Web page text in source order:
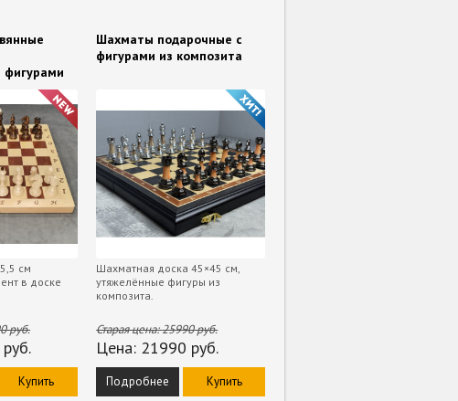
см
в доске
руб.
руб.
Купить
Шахматы подарочные с
фигурами из композита
Шахматная доска 45×45 см,
утяжелённые фигуры из
композита.
Старая цена:25990руб.
Цена: 21990 руб.
Подробнее Купить